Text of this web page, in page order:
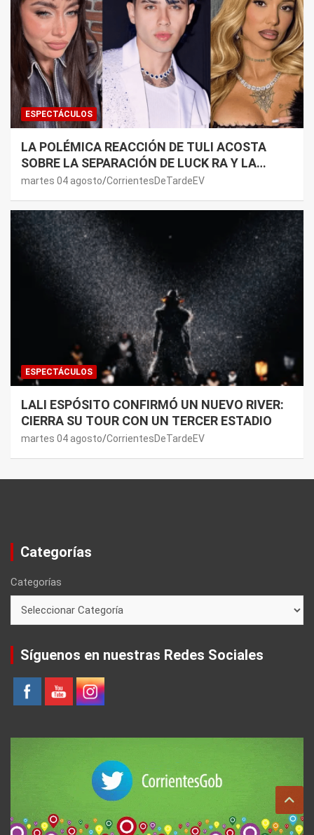
ESPECTÁCULOS
LA POLÉMICA REACCIÓN DE TULI ACOSTA
SOBRE LA SEPARACIÓN DE LUCK RA Y LA
JOAQUI: “¿MI VERDAD?”
martes 04 agosto CorrientesDeTardeEV
ESPECTÁCULOS
LALI ESPÓSITO CONFIRMÓ UN NUEVO RIVER:
CIERRA SU TOUR CON UN TERCER ESTADIO
martes 04 agosto CorrientesDeTardeEV
Categorías
Categorías
Síguenos en nuestras Redes Sociales